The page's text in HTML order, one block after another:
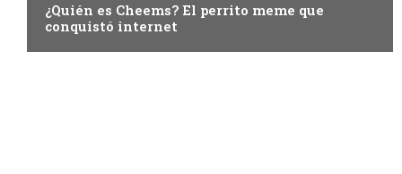
¿Quién es Cheems? El perrito meme que
conquistó internet